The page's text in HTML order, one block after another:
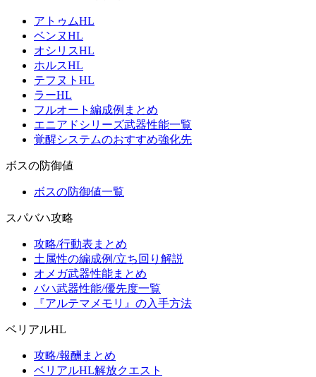
アトゥムHL
ベンヌHL
オシリスHL
ホルスHL
テフヌトHL
ラーHL
フルオート編成例まとめ
エニアドシリーズ武器性能一覧
覚醒システムのおすすめ強化先
ボスの防御値
ボスの防御値一覧
スパバハ攻略
攻略/行動表まとめ
土属性の編成例/立ち回り解説
オメガ武器性能まとめ
バハ武器性能/優先度一覧
『アルテマメモリ』の入手方法
ベリアルHL
攻略/報酬まとめ
ベリアルHL解放クエスト